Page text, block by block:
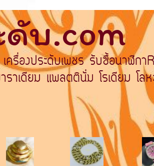
ดับ.com
ครื่องประดับเพชร รับซื้อนาฬิกา
าเดียม แพลตตินั่ม โรเดียม โล